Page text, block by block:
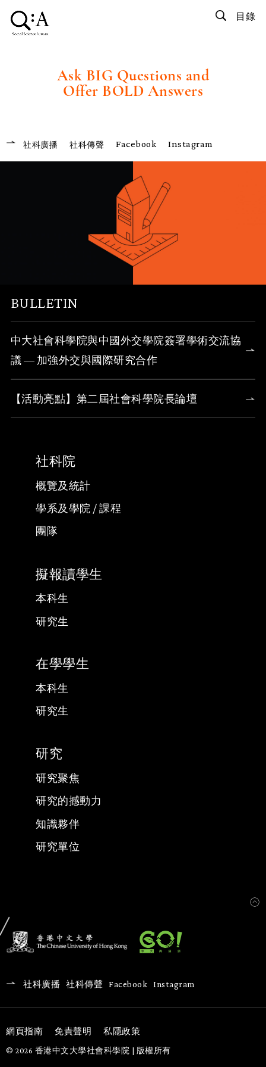
目錄
Ask BIG Questions and
Offer BOLD Answers
社科廣播 社科傳聲 Facebook Instagram
BULLETIN
中大社會科學院與中國外交學院簽署學術交流協
議 — 加強外交與國際研究合作
【活動亮點】第二屆社會科學院長論壇
社科院
概覽及統計
學系及學院 / 課程
團隊
擬報讀學生
本科生
研究生
在學學生
本科生
研究生
研究
研究聚焦
研究的撼動力
知識夥伴
研究單位
社科廣播 社科傳聲 Facebook Instagram
網頁指南 免責聲明 私隱政策
© 2026 香港中文大學社會科學院 | 版權所有